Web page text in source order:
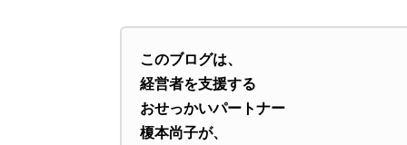
このブログは、
経営者を支援する
おせっかいパートナー
榎本尚子が、